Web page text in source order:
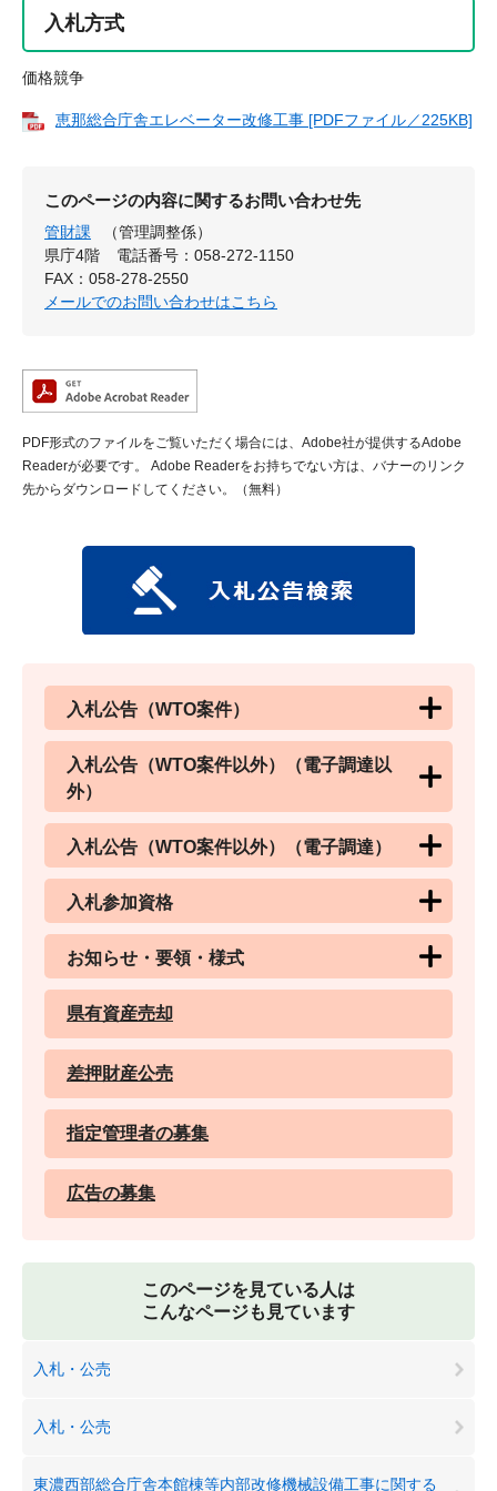
入札方式
価格競争
恵那総合庁舎エレベーター改修工事 [PDFファイル／225KB]
このページの内容に関するお問い合わせ先
管財課
（管理調整係）
県庁4階
電話番号：058-272-1150
FAX：058-278-2550
メールでのお問い合わせはこちら
PDF形式のファイルをご覧いただく場合には、Adobe社が提供するAdobe
Readerが必要です。
Adobe Readerをお持ちでない方は、バナーのリンク
先からダウンロードしてください。（無料）
入札公告（WTO案件）
入札公告（WTO案件以外）（電子調達以
外）
入札公告（WTO案件以外）（電子調達）
入札参加資格
お知らせ・要領・様式
県有資産売却
差押財産公売
指定管理者の募集
広告の募集
このページを見ている人は
こんなページも見ています
入札・公売
入札・公売
東濃西部総合庁舎本館棟等内部改修機械設備工事に関する